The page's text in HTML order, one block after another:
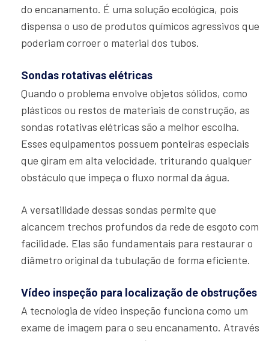
do encanamento. É uma solução ecológica, pois
dispensa o uso de produtos químicos agressivos que
poderiam corroer o material dos tubos.
Sondas rotativas elétricas
Quando o problema envolve objetos sólidos, como
plásticos ou restos de materiais de construção, as
sondas rotativas elétricas são a melhor escolha.
Esses equipamentos possuem ponteiras especiais
que giram em alta velocidade, triturando qualquer
obstáculo que impeça o fluxo normal da água.
A versatilidade dessas sondas permite que
alcancem trechos profundos da rede de esgoto com
facilidade. Elas são fundamentais para restaurar o
diâmetro original da tubulação de forma eficiente.
Vídeo inspeção para localização de obstruções
A tecnologia de vídeo inspeção funciona como um
exame de imagem para o seu encanamento. Através